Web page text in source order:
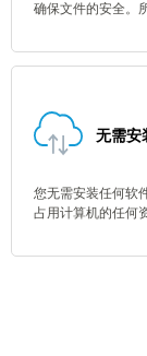
确保文件的安全。
无需安
您无需安装任何软
占用计算机的任何